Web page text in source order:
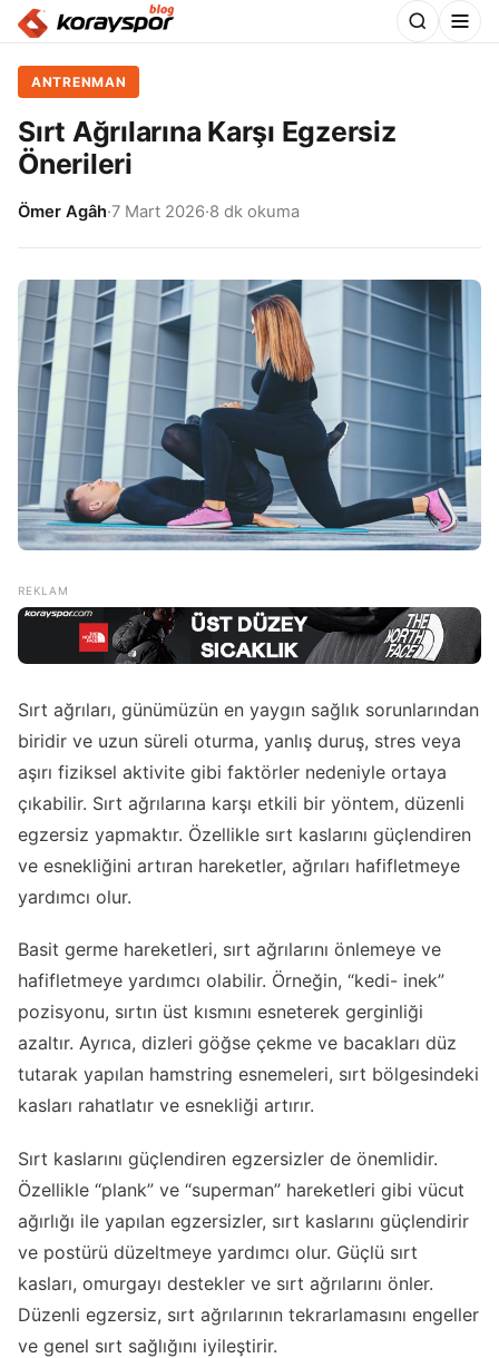
ANTRENMAN
Sırt Ağrılarına Karşı Egzersiz
Önerileri
Ömer Agâh·7 Mart 2026·8 dk okuma
Sırt ağrıları, günümüzün en yaygın sağlık sorunlarından
biridir ve uzun süreli oturma, yanlış duruş, stres veya
aşırı fiziksel aktivite gibi faktörler nedeniyle ortaya
çıkabilir. Sırt ağrılarına karşı etkili bir yöntem, düzenli
egzersiz yapmaktır. Özellikle sırt kaslarını güçlendiren
ve esnekliğini artıran hareketler, ağrıları hafifletmeye
yardımcı olur.
Basit germe hareketleri, sırt ağrılarını önlemeye ve
hafifletmeye yardımcı olabilir. Örneğin, “kedi- inek”
pozisyonu, sırtın üst kısmını esneterek gerginliği
azaltır. Ayrıca, dizleri göğse çekme ve bacakları düz
tutarak yapılan hamstring esnemeleri, sırt bölgesindeki
kasları rahatlatır ve esnekliği artırır.
Sırt kaslarını güçlendiren egzersizler de önemlidir.
Özellikle “plank” ve “superman” hareketleri gibi vücut
ağırlığı ile yapılan egzersizler, sırt kaslarını güçlendirir
ve postürü düzeltmeye yardımcı olur. Güçlü sırt
kasları, omurgayı destekler ve sırt ağrılarını önler.
Düzenli egzersiz, sırt ağrılarının tekrarlamasını engeller
ve genel sırt sağlığını iyileştirir.